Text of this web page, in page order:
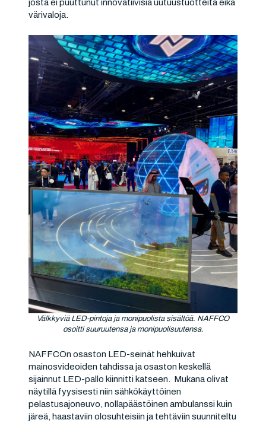
josta ei puuttunut innovatiivisia uutuustuotteita eikä
värivaloja.
Välkkyviä LED-pintoja ja monipuolista sisältöä. NAFFCO
osoitti suuruutensa ja monipuolisuutensa.
NAFFCOn osaston LED-seinät hehkuivat
mainosvideoiden tahdissa ja osaston keskellä
sijainnut LED-pallo kiinnitti katseen. Mukana olivat
näytillä fyysisesti niin sähkökäyttöinen
pelastusajoneuvo, nollapäästöinen ambulanssi kuin
järeä, haastaviin olosuhteisiin ja tehtäviin suunniteltu